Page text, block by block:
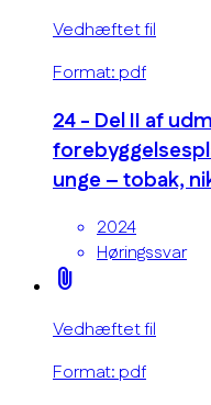
Vedhæftet fil
Format: pdf
24 - Del II af
unge – tobak,
2024
Høringssvar
attach_file
Vedhæftet fil
Format: pdf